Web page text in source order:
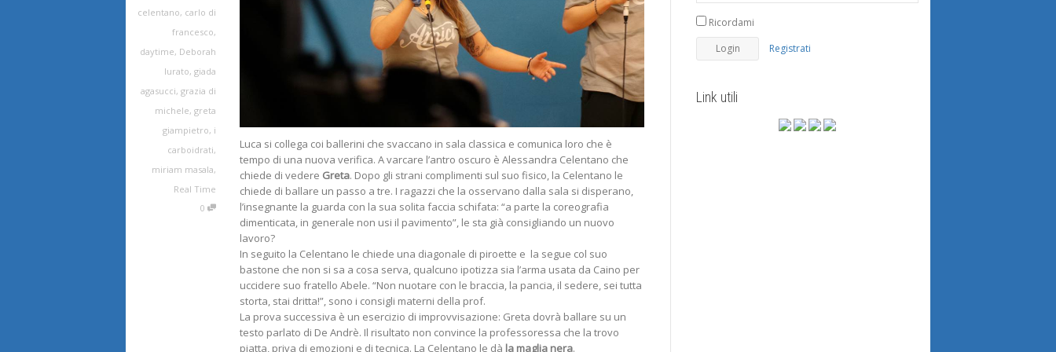
celentano, carlo di
francesco,
daytime, Deborah
Iurato, giada
agasucci, grazia di
michele, greta
giampietro, i
carboidrati,
miriam masala,
Real Time
0
Luca si collega coi ballerini che svaccano in sala classica e comunica loro che è
tempo di una nuova verifica. A varcare l’antro oscuro è Alessandra Celentano che
chiede di vedere Greta. Dopo gli strani complimenti sul suo fisico, la Celentano le
chiede di ballare un passo a tre. I ragazzi che la osservano dalla sala si disperano,
l’insegnante la guarda con la sua solita faccia schifata: “a parte la coreografia
dimenticata, in generale non usi il pavimento”, le sta già consigliando un nuovo
lavoro?
In seguito la Celentano le chiede una diagonale di piroette e la segue col suo
bastone che non si sa a cosa serva, qualcuno ipotizza sia l’arma usata da Caino per
uccidere suo fratello Abele. “Non nuotare con le braccia, la pancia, il sedere, sei tutta
storta, stai dritta!”, sono i consigli materni della prof.
La prova successiva è un esercizio di improvvisazione: Greta dovrà ballare su un
testo parlato di De Andrè. Il risultato non convince la professoressa che la trovo
piatta, priva di emozioni e di tecnica. La Celentano le dà la maglia nera.
Ricordami
Registrati
Link utili